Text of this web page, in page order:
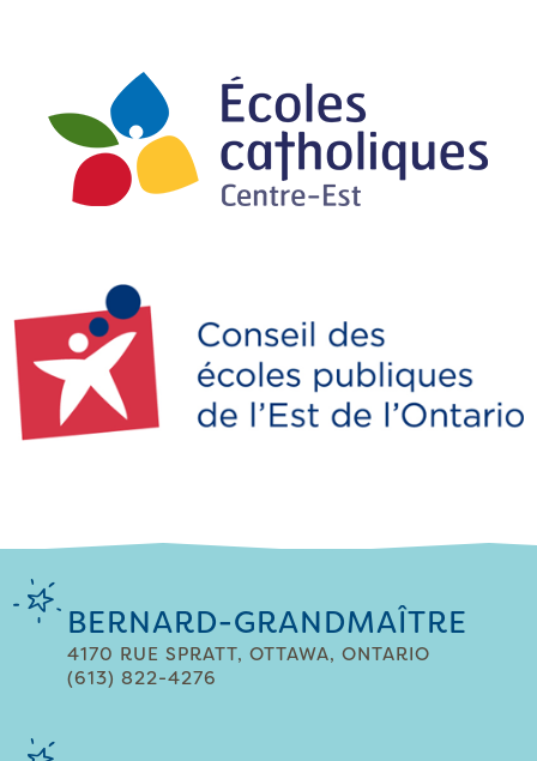
BERNARD-GRANDMAÎTRE
4170 RUE SPRATT, OTTAWA, ONTARIO
(613) 822-4276